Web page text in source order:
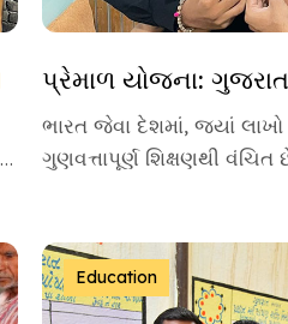
ભારત જેવા દેશમાં, જ્યાં
ગુણવત્તાપૂર્ણ શિક્ષણથી
Education